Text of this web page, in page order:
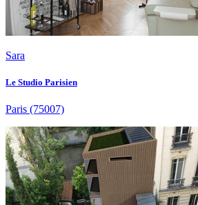
Sara
Le Studio Parisien
Paris (75007)